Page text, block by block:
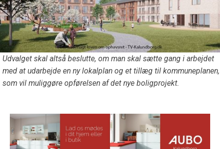
Udvalget skal altså beslutte, om man skal sætte gang i arbejdet
med at udarbejde en ny lokalplan og et tillæg til kommuneplanen,
som vil muliggøre opførelsen af det nye boligprojekt.